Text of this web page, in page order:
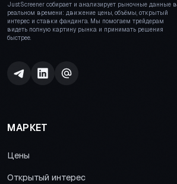
JustScreener собирает и анализирует рыночные данные в
реальном времени: движение цены, объёмы, открытый
интерес и ставки фандинга. Мы помогаем трейдерам
видеть полную картину рынка и принимать решения
быстрее.
МАРКЕТ
Цены
Открытый интерес